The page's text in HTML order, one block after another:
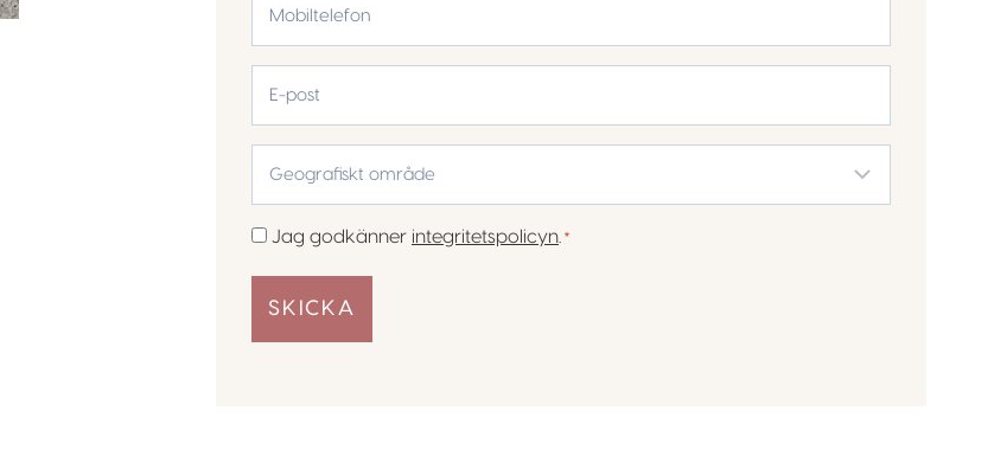
post
område
*
Samtycke
Jag godkänner integritetspolicyn *